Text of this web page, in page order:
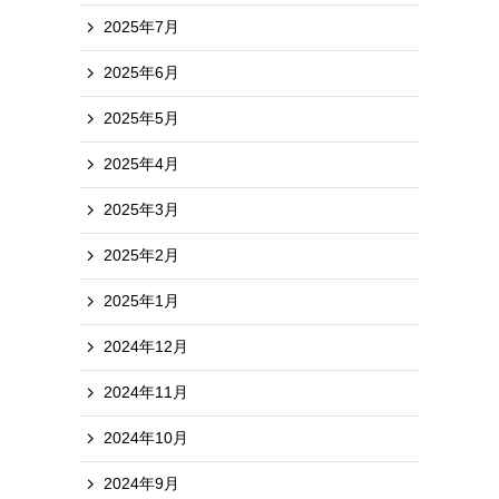
2025年7月
2025年6月
2025年5月
2025年4月
2025年3月
2025年2月
2025年1月
2024年12月
2024年11月
2024年10月
2024年9月